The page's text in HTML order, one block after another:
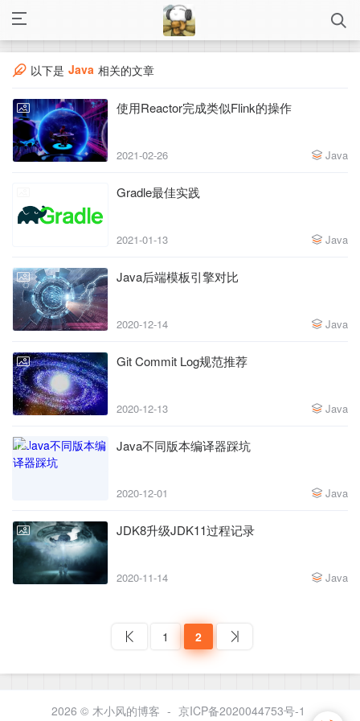
以下是 Java 相关的文章
使用Reactor完成类似Flink的操作
2021-02-26 Java
Gradle最佳实践
2021-01-13 Java
Java后端模板引擎对比
2020-12-14 Java
Git Commit Log规范推荐
2020-12-13 Java
Java不同版本编译器踩坑
2020-12-01 Java
JDK8升级JDK11过程记录
2020-11-14 Java
1 2
2026 © 木小风的博客 - 京ICP备2020044753号-1